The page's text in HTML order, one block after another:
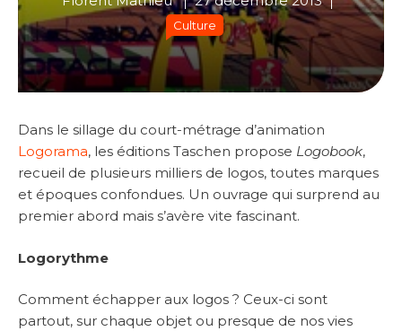
Culture
Dans le sillage du court-métrage d’animation
Logorama, les éditions Taschen propose Logobook,
recueil de plusieurs milliers de logos, toutes marques
et époques confondues. Un ouvrage qui surprend au
premier abord mais s’avère vite fascinant.
Logorythme
Comment échapper aux logos ? Ceux-ci sont
partout, sur chaque objet ou presque de nos vies